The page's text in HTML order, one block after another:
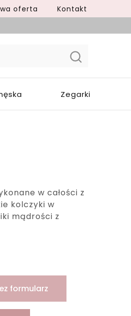
oferta Kontakt
Zegarki
w całości z
kolczyki w
mądrości z
formularz